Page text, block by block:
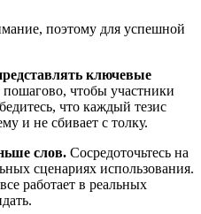
поэтому для успешной
ключевые
чтобы участники
что каждый тезис
и не сбивает с толку.
слов. Сосредоточьтесь на
сценариях использования.
работает в реальных